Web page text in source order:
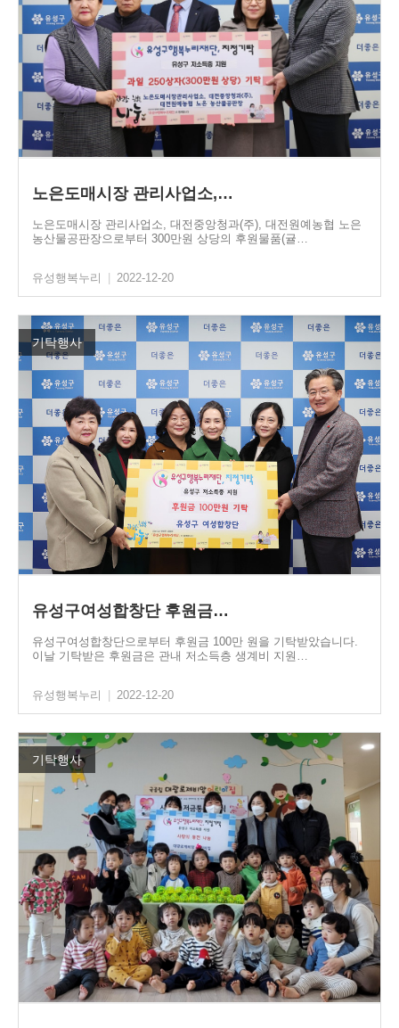
노은도매시장 관리사업소,…
노은도매시장 관리사업소, 대전중앙청과(주), 대전원예농협 노은
농산물공판장으로부터 300만원 상당의 후원물품(귤…
유성행복누리 2022-12-20
기탁행사
유성구여성합창단 후원금…
유성구여성합창단으로부터 후원금 100만 원을 기탁받았습니다.
이날 기탁받은 후원금은 관내 저소득층 생계비 지원…
유성행복누리 2022-12-20
기탁행사